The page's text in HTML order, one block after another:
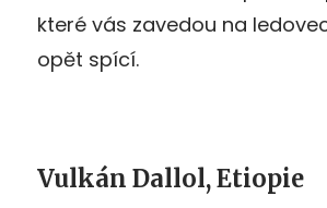
které vás zavedou na
opět spící.
Vulkán Dallol, Etiopie